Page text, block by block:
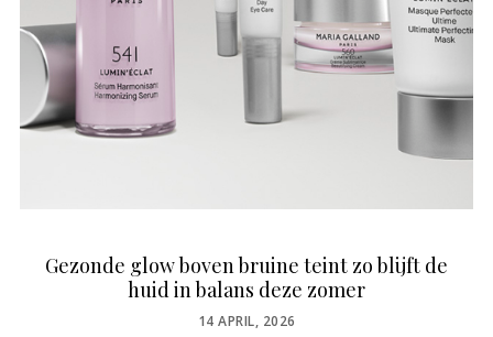
Gezonde glow boven bruine teint zo blijft de
huid in balans deze zomer
POSTED
14 APRIL, 2026